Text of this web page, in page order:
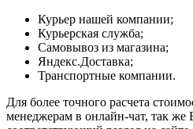
Курьер нашей компании;
Курьерская служба;
Самовывоз из магазина;
Яндекс.Доставка;
Транспортные компании.
Для более точного расчета
менеджерам в онлайн-чат, так же